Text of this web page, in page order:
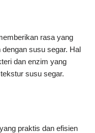
rasa yang
susu segar. Hal
dan enzim yang
susu segar.
praktis dan efisien